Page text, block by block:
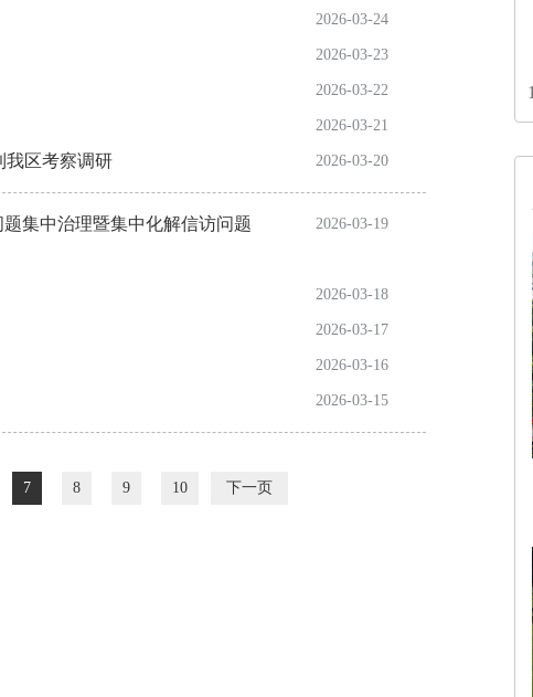
2026-03-24
2026-03-23
2026-03-22
2026-03-21
我区考察调研 2026-03-20
集中治理暨集中化解信访问题
2026-03-19
2026-03-18
2026-03-17
2026-03-16
2026-03-15
7 8 9 10 下一页